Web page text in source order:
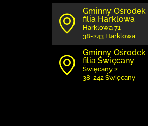
Gminny
filia Harklowa
Harklowa 71
38-243 Harklowa
Gminny
filia Święcany
Święcany 2
38-242 Święcany